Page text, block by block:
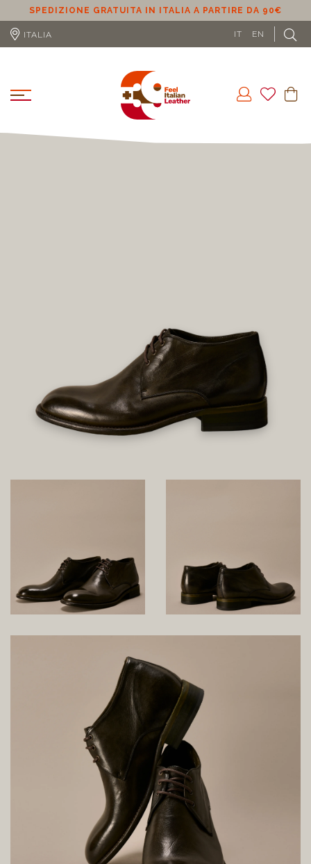
SPEDIZIONE GRATUITA IN ITALIA A PARTIRE DA 90€
ITALIA IT EN